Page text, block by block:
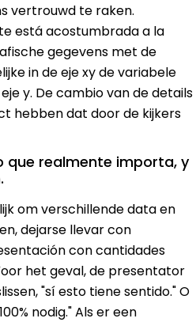
vertrouwd te raken.
está acostumbrada a la
gegevens met de
in de eje xy de variabele
y. De cambio van de details
hebben dat door de kijkers
que realmente importa, y
om verschillende data en
dejarse llevar con
con cantidades
het geval, de presentator
"sí esto tiene sentido." O
nodig." Als er een